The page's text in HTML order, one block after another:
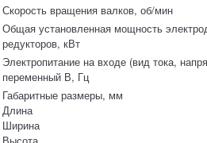
Скорость вращения валков, об/мин
Общая установленная мощность
редукторов, кВт
Электропитание на входе (вид тока,
переменный В, Гц
Габаритные размеры, мм
Длина
Ширина